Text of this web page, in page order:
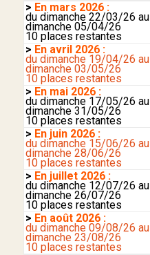
> En mars 2026 :
du dimanche 22/03/26 au
dimanche 05/04/26
10 places restantes
> En avril 2026 :
du dimanche 19/04/26 au
dimanche 03/05/26
10 places restantes
> En mai 2026 :
du dimanche 17/05/26 au
dimanche 31/05/26
10 places restantes
> En juin 2026 :
du dimanche 15/06/26 au
dimanche 28/06/26
10 places restantes
> En juillet 2026 :
du dimanche 12/07/26 au
dimanche 26/07/26
10 places restantes
> En août 2026 :
du dimanche 09/08/26 au
dimanche 23/08/26
10 places restantes